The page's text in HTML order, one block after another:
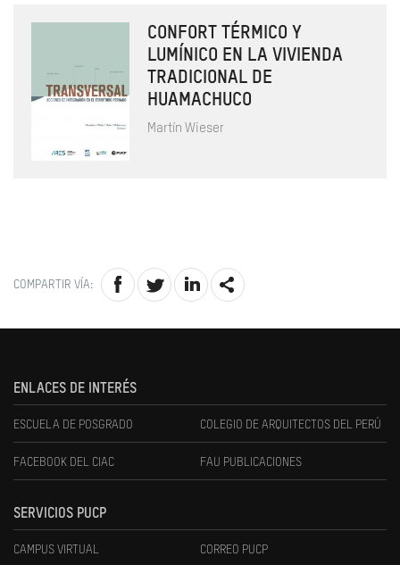
CONFORT TÉRMICO Y
LUMÍNICO EN LA VIVIENDA
TRADICIONAL DE
HUAMACHUCO
Martín Wieser
COMPARTIR VÍA:
ENLACES DE INTERÉS
ESCUELA DE POSGRADO COLEGIO DE ARQUITECTOS DEL PERÚ
FACEBOOK DEL CIAC FAU PUBLICACIONES
SERVICIOS PUCP
CAMPUS VIRTUAL CORREO PUCP